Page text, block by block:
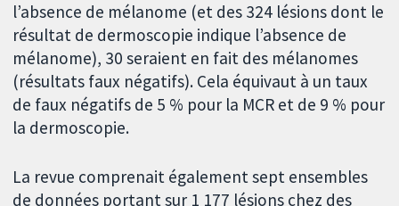
l’absence de mélanome (et des 324 lésions dont le
résultat de dermoscopie indique l’absence de
mélanome), 30 seraient en fait des mélanomes
(résultats faux négatifs). Cela équivaut à un taux
de faux négatifs de 5 % pour la MCR et de 9 % pour
la dermoscopie.
La revue comprenait également sept ensembles
de données portant sur 1 177 lésions chez des